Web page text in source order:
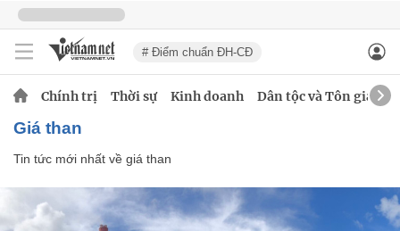
# Điểm chuẩn ĐH-CĐ
Chính trị Thời sự Kinh doanh Dân tộc và Tôn giáo
giá than
Tin tức mới nhất về giá than